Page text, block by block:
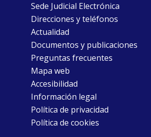
Sede Judicial Electrónica
Direcciones y teléfonos
Actualidad
Documentos y publicaciones
Preguntas frecuentes
Mapa web
Accesibilidad
Información legal
Política de privacidad
Política de cookies